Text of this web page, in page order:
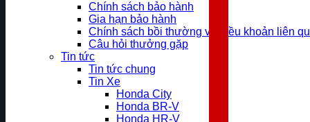
Chính sách bảo hành
Gia hạn bảo hành
Chính sách bồi thường và điều khoản liên
Câu hỏi thưởng gặp
Tin tức
Tin tức chung
Tin Xe
Honda City
Honda BR-V
Honda HR-V